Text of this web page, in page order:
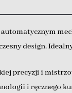
automatycznym
design.
precyzji i
i ręcznego